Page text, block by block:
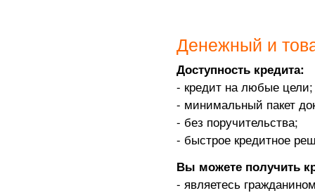
Денежный и
Доступность кредита:
- кредит на любые цели;
- минимальный пакет
- без поручительства;
- быстрое кредитное
Вы можете получить
- являетесь